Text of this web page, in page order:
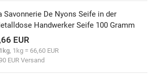
Savonnerie De Nyons Seife in der
Handwerker Seife 100 Gramm
EUR
, 1kg = 66,60 EUR
EUR Versand